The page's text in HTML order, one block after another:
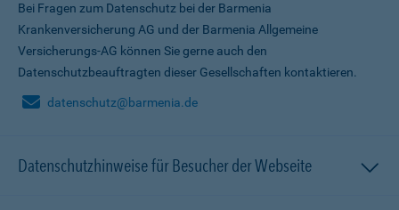
Bei Fragen zum Datenschutz bei der Barmenia
Krankenversicherung AG und der Barmenia Allgemeine
Versicherungs-AG können Sie gerne auch den
Datenschutzbeauftragten dieser Gesellschaften kontaktieren.
datenschutz@barmenia.de
Datenschutzhinweise für Besucher der Webseite